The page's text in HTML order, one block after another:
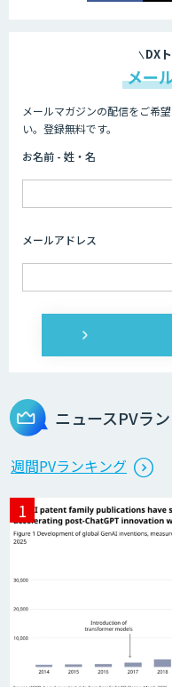
DX
メー
メールマガジンの配信をご希
い。登録無料です。
お名前 - 姓・名
メールアドレス
ニュースPVラ
週間PVランキング